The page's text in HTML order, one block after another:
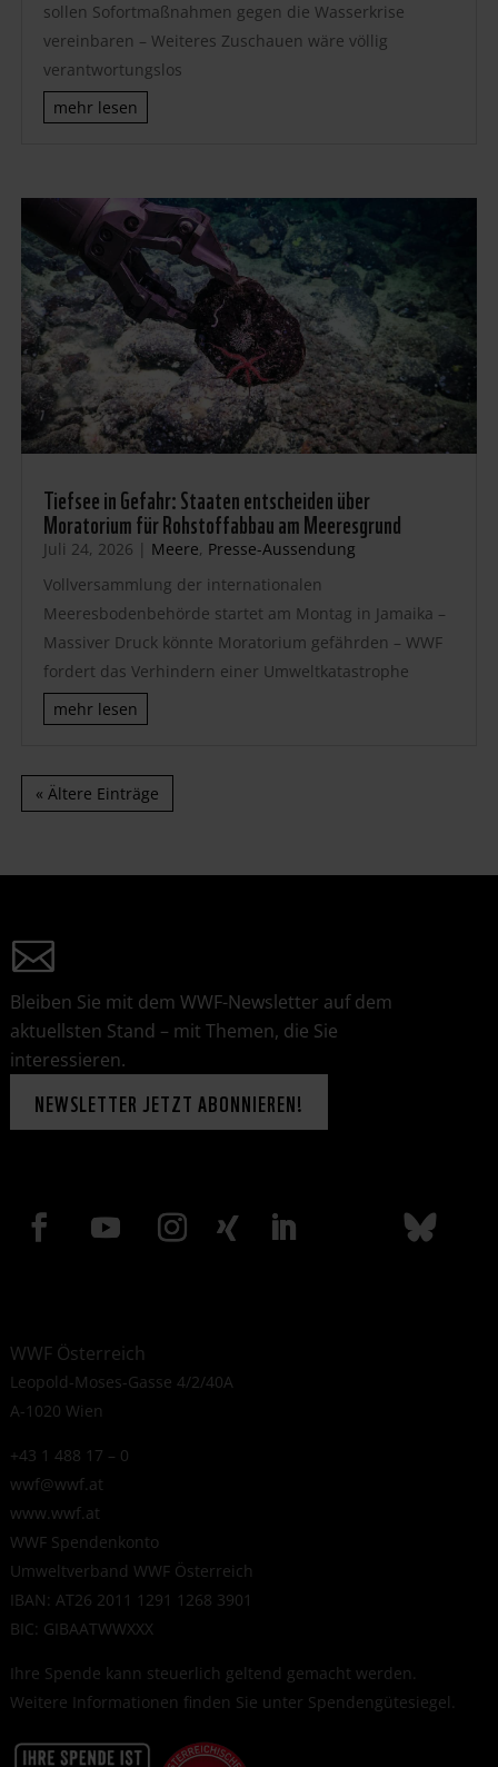
sollen Sofortmaßnahmen gegen die Wasserkrise
vereinbaren – Weiteres Zuschauen wäre völlig
verantwortungslos
mehr lesen
Tiefsee in Gefahr: Staaten entscheiden über
Moratorium für Rohstoffabbau am Meeresgrund
Juli 24, 2026 | Meere, Presse-Aussendung
Vollversammlung der internationalen
Meeresbodenbehörde startet am Montag in Jamaika –
Massiver Druck könnte Moratorium gefährden – WWF
fordert das Verhindern einer Umweltkatastrophe
mehr lesen
« Ältere Einträge
Bleiben Sie mit dem WWF-Newsletter auf dem
aktuellsten Stand – mit Themen, die Sie
interessieren.
NEWSLETTER JETZT ABONNIEREN!
WWF Österreich
Leopold-Moses-Gasse 4/2/40A
A-1020 Wien
+43 1 488 17 – 0
wwf@wwf.at
www.wwf.at
WWF Spendenkonto
Umweltverband WWF Österreich
IBAN: AT26 2011 1291 1268 3901
BIC: GIBAATWWXXX
Ihre Spende kann steuerlich geltend gemacht werden.
Weitere Informationen finden Sie unter Spendengütesiegel.